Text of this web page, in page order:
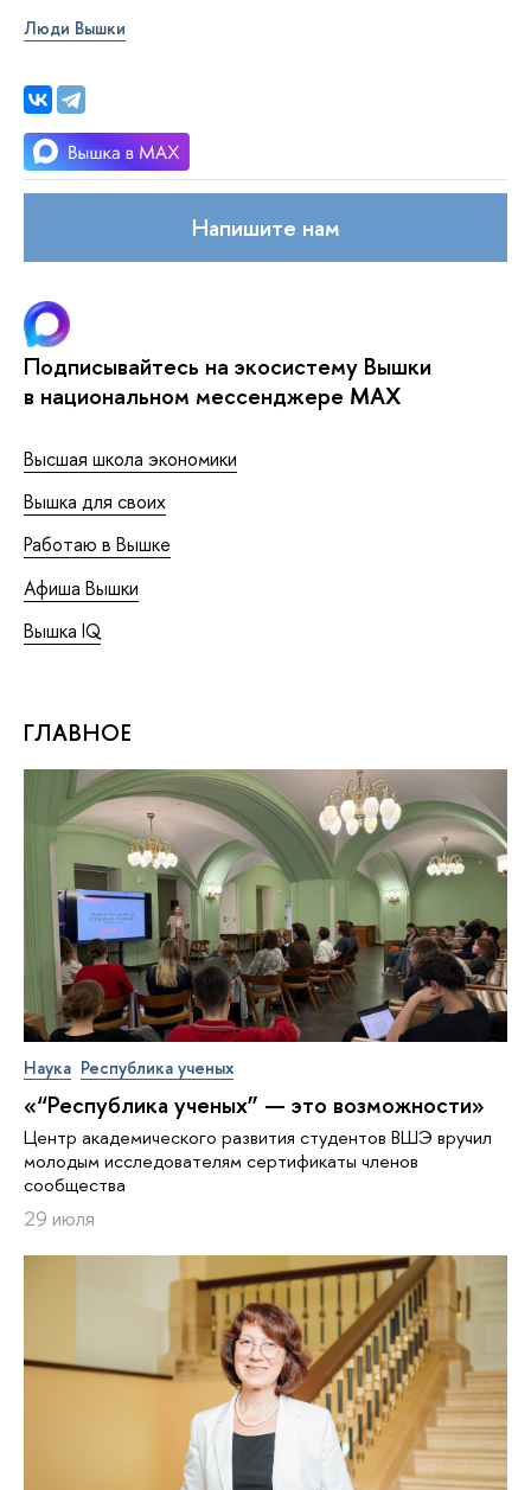
Люди Вышки
Напишите нам
Подписывайтесь на экосистему Вышки
в национальном мессенджере MAX
Высшая школа экономики
Вышка для своих
Работаю в Вышке
Афиша Вышки
Вышка IQ
ГЛАВНОЕ
Наука Республика ученых
«“Республика ученых” — это возможности»
Центр академического развития студентов ВШЭ вручил
молодым исследователям сертификаты членов
сообщества
29 июля